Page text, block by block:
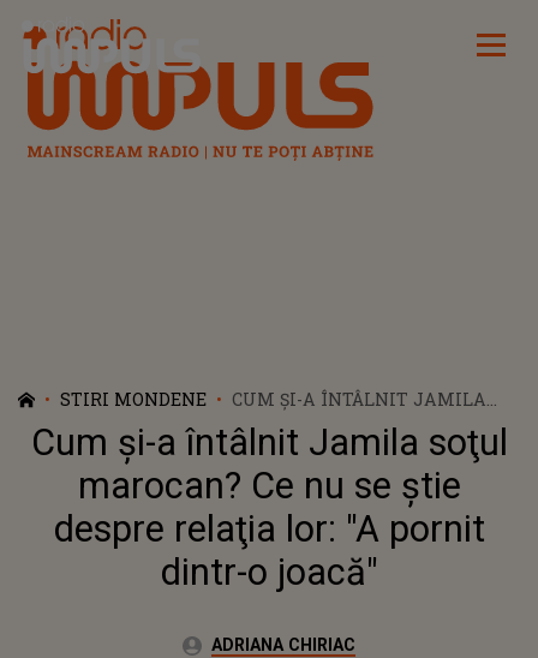
Radio Impuls
STIRI MONDENE
CUM ŞI-A ÎNTÂLNIT JAMILA
SOŢUL MAROCAN? CE NU SE
ŞTIE DESPRE RELAŢIA LOR: "A
PORNIT DINTR-O JOACĂ"
Cum şi-a întâlnit Jamila soţul
marocan? Ce nu se ştie
despre relaţia lor: "A pornit
dintr-o joacă"
Autor:ADRIANA CHIRIAC